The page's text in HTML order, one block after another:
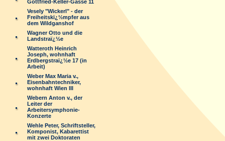
Gottfried-Keller-Gasse 11
Vesely "Wickerl" - der
Freiheitskï¿½mpfer aus
dem Wildganshof
Wagner Otto und die
Landstraï¿½e
Watteroth Heinrich
Joseph, wohnhaft
Erdbergstraï¿½e 17 (in
Arbeit)
Weber Max Maria v.,
Eisenbahntechniker,
wohnhaft Wien III
Webern Anton v., der
Leiter der
Arbeitersymphonie-
Konzerte
Wehle Peter, Schriftsteller,
Komponist, Kabarettist
mit zwei Doktoraten